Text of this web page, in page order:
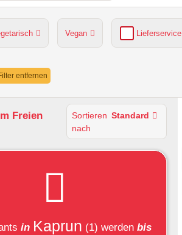
Vegan Lieferservice
grüner Gastgarten
entfernen
Freien
Sortieren
nach
Standard
in Kaprun (1) werden bis